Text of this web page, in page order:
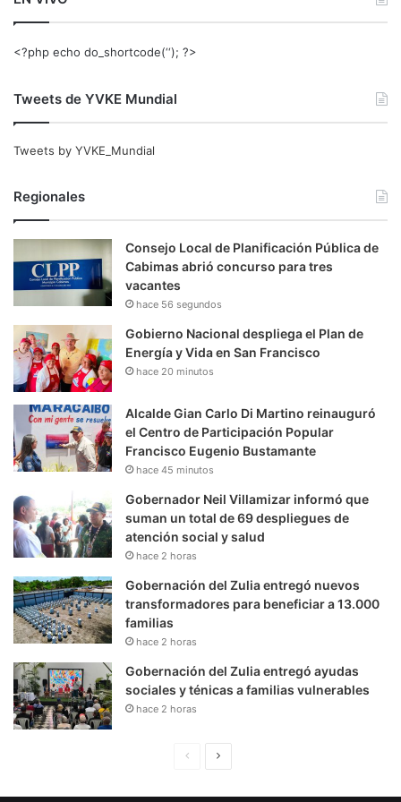
<?php echo do_shortcode(‘‘); ?>
Tweets de YVKE Mundial
Tweets by YVKE_Mundial
Regionales
Consejo Local de Planificación Pública de
Cabimas abrió concurso para tres
vacantes
hace 56 segundos
Gobierno Nacional despliega el Plan de
Energía y Vida en San Francisco
hace 20 minutos
Alcalde Gian Carlo Di Martino reinauguró
el Centro de Participación Popular
Francisco Eugenio Bustamante
hace 45 minutos
Gobernador Neil Villamizar informó que
suman un total de 69 despliegues de
atención social y salud
hace 2 horas
Gobernación del Zulia entregó nuevos
transformadores para beneficiar a 13.000
familias
hace 2 horas
Gobernación del Zulia entregó ayudas
sociales y ténicas a familias vulnerables
hace 2 horas